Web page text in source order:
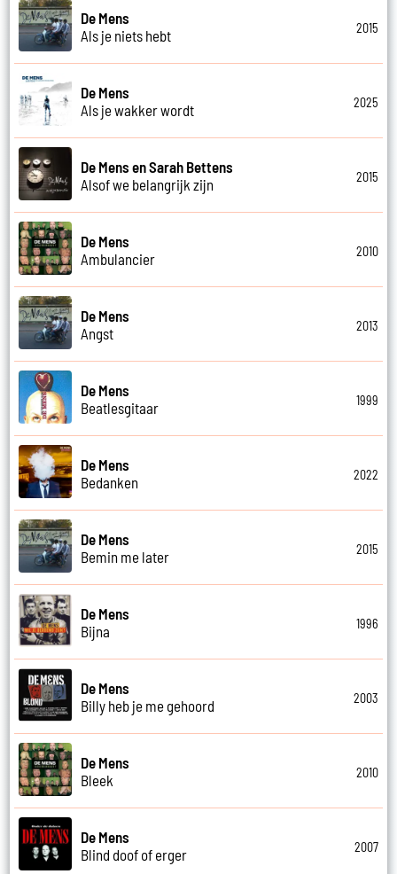
De Mens
Als je niets hebt
2015
De Mens
Als je wakker wordt
2025
De Mens en Sarah Bettens
Alsof we belangrijk zijn
2015
De Mens
Ambulancier
2010
De Mens
Angst
2013
De Mens
Beatlesgitaar
1999
De Mens
Bedanken
2022
De Mens
Bemin me later
2015
De Mens
Bijna
1996
De Mens
Billy heb je me gehoord
2003
De Mens
Bleek
2010
De Mens
Blind doof of erger
2007